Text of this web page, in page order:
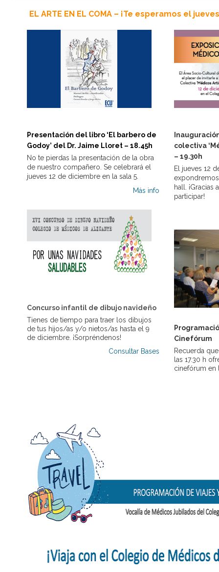
EL ARTE EN EL COMA – ¡Te esperamos el
Presentación del libro ‘El barbero de
Godoy’ del Dr. Jaime Lloret – 18.45h
No te pierdas la presentación de la obra
de nuestro compañero. Se celebrará el
jueves 12 de diciembre en la sala 5.
Más info
Concurso infantil de dibujo navideño
Tienes de tiempo para traer los dibujos
de tus hijos/as y/o nietos/as hasta el 9
de diciembre. ¡Sorpréndenos!
Consultar Bases
colectiva
– 19.30h
El jueves 12
hall.
participar!
Cinefórum
Recuerda
las 17.30 h
cinefórum